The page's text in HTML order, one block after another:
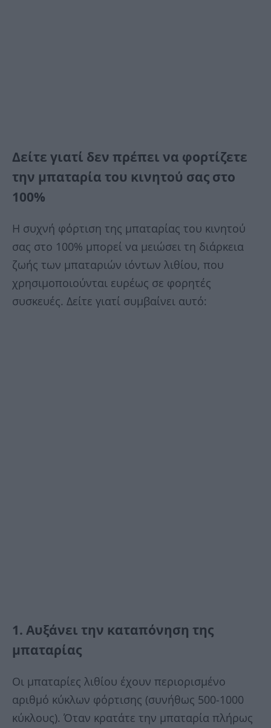
Δείτε γιατί δεν πρέπει να φορτίζετε
την μπαταρία του κινητού σας στο
100%
Η συχνή φόρτιση της μπαταρίας του κινητού
σας στο 100% μπορεί να μειώσει τη διάρκεια
ζωής των μπαταριών ιόντων λιθίου, που
χρησιμοποιούνται ευρέως σε φορητές
συσκευές. Δείτε γιατί συμβαίνει αυτό:
1. Αυξάνει την καταπόνηση της
μπαταρίας
Οι μπαταρίες λιθίου έχουν περιορισμένο
αριθμό κύκλων φόρτισης (συνήθως 500-1000
κύκλους). Όταν κρατάτε την μπαταρία πλήρως